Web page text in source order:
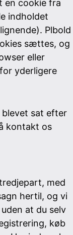
en cookie fra
indholdet
Plbold
sættes, og
eller
yderligere
blevet sat efter
kontakt os
med
hertil, og vi
at du selv
køb